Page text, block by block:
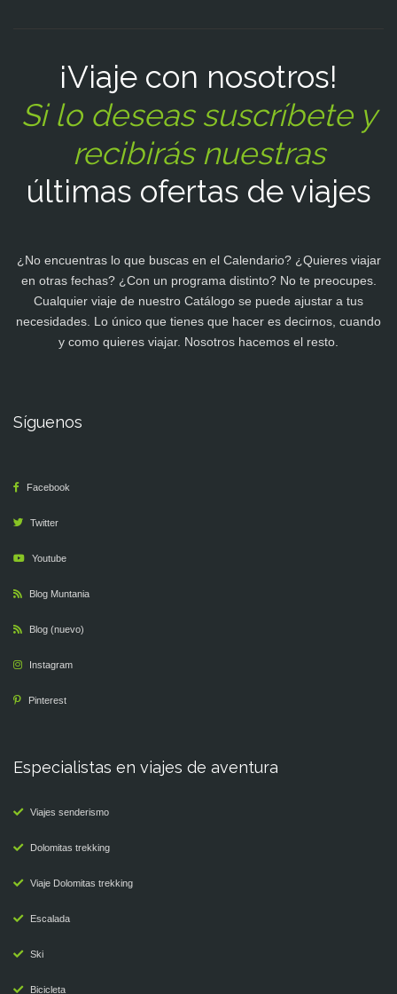
¡Viaje con nosotros!
Si lo deseas suscríbete y
recibirás nuestras
últimas ofertas de viajes
¿No encuentras lo que buscas en el Calendario? ¿Quieres viajar
en otras fechas? ¿Con un programa distinto? No te preocupes.
Cualquier viaje de nuestro Catálogo se puede ajustar a tus
necesidades. Lo único que tienes que hacer es decirnos, cuando
y como quieres viajar. Nosotros hacemos el resto.
Síguenos
Facebook
Twitter
Youtube
Blog Muntania
Blog (nuevo)
Instagram
Pinterest
Especialistas en viajes de aventura
Viajes senderismo
Dolomitas trekking
Viaje Dolomitas trekking
Escalada
Ski
Bicicleta